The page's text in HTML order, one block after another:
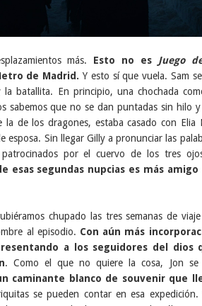
más. Esto no esJuego
de Madrid. Y esto sí que vuela. Sam
batallita. En principio, una chochada
sabemos que no se dan puntadas sin hilo y
de los dragones, estaba casado con Elia
Sin llegar Gilly a pronunciar las
por el cuervo de los tres
segundas nupcias es más
chupado las tres semanas de
al episodio. Con aún más
a los seguidores del dios
. Como el que no quiere la cosa, Jon se
caminante blanco de souvenir que
se pueden contar en esa